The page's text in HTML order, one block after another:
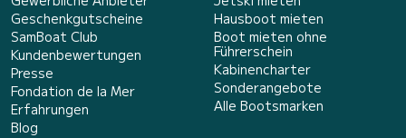
Geschenkgutscheine
SamBoat Club
Kundenbewertungen
Presse
Fondation de la Mer
Erfahrungen
Blog
Hausboot mieten
Boot mieten ohne
Führerschein
Kabinencharter
Sonderangebote
Alle Bootsmarken